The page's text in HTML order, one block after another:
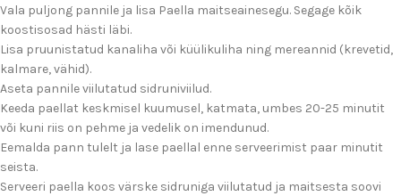
Vala puljong pannile ja lisa Paella maitseainesegu. Segage kõik
koostisosad hästi läbi.
Lisa pruunistatud kanaliha või küülikuliha ning mereannid (krevetid,
kalmare, vähid).
Aseta pannile viilutatud sidruniviilud.
Keeda paellat keskmisel kuumusel, katmata, umbes 20-25 minutit
või kuni riis on pehme ja vedelik on imendunud.
Eemalda pann tulelt ja lase paellal enne serveerimist paar minutit
seista.
Serveeri paella koos värske sidruniga viilutatud ja maitsesta soovi